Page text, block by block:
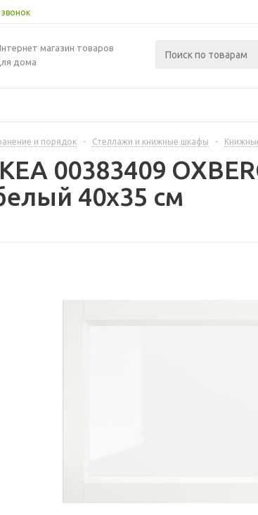
магазин товаров
дома
и порядок - Стеллажи и книжные шкафы -
00383409
40x35 см